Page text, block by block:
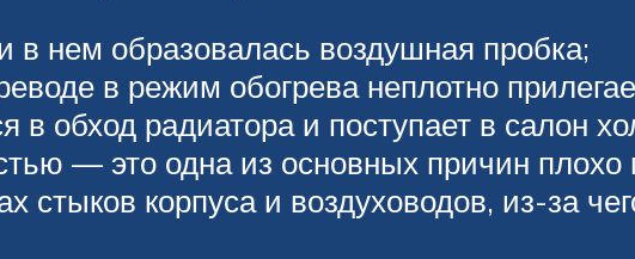
в нем образовалась воздушная пробка;
в режим обогрева неплотно
в обход радиатора и поступает в салон
— это одна из основных причин
стыков корпуса и воздуховодов, из-за